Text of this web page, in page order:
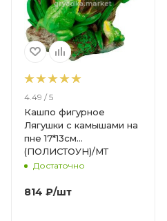
4.49 / 5
Кашпо фигурное
Лягушки с камышами на
пне 17*13см
(ПОЛИСТОУН)/МТ
Достаточно
814 ₽/шт